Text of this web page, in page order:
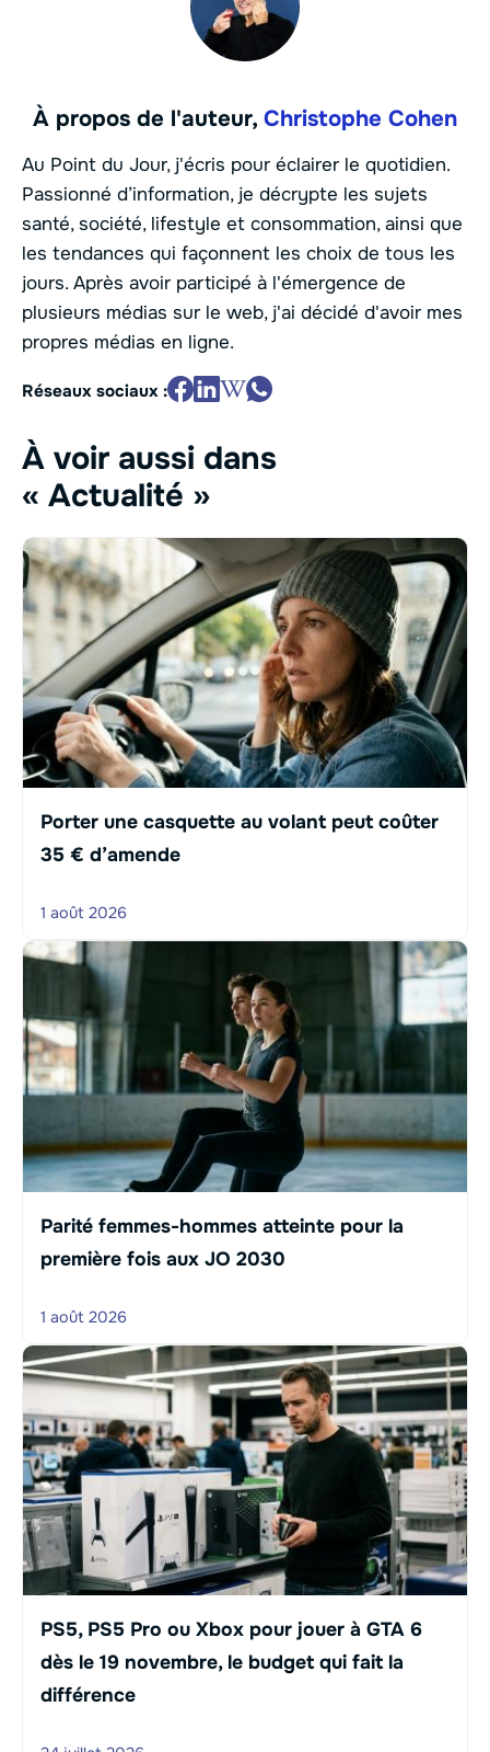
À propos de l'auteur, Christophe Cohen
Au Point du Jour, j'écris pour éclairer le quotidien.
Passionné d’information, je décrypte les sujets
santé, société, lifestyle et consommation, ainsi que
les tendances qui façonnent les choix de tous les
jours. Après avoir participé à l'émergence de
plusieurs médias sur le web, j'ai décidé d'avoir mes
propres médias en ligne.
Réseaux sociaux :
À voir aussi dans
« Actualité »
Porter une casquette au volant peut coûter
35 € d’amende
1 août 2026
Parité femmes-hommes atteinte pour la
première fois aux JO 2030
1 août 2026
PS5, PS5 Pro ou Xbox pour jouer à GTA 6
dès le 19 novembre, le budget qui fait la
différence